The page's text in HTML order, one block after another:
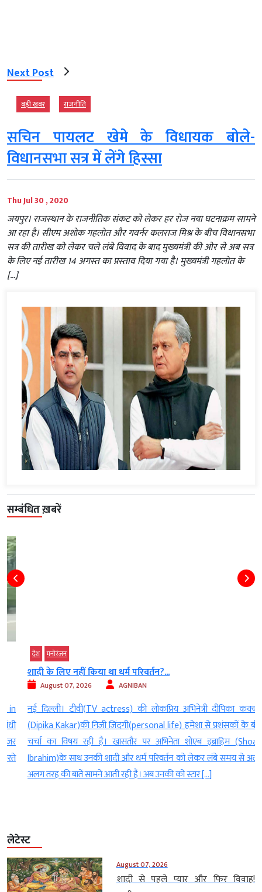
Next Post
बड़ी खबर राजनीति
सचिन पायलट खेमे के विधायक बोले-
विधानसभा सत्र में लेंगे हिस्सा
Thu Jul 30 , 2020
जयपुर। राजस्‍थान के राजनीतिक संकट को लेकर हर रोज नया घटनाक्रम सामने
आ रहा है। सीएम अशोक गहलोत और गवर्नर कलराज मिश्र के बीच विधानसभा
सत्र की तारीख को लेकर चले लंबे विवाद के बाद मुख्यमंत्री की ओर से अब सत्र
के लिए नई तारीख 14 अगस्‍त का प्रस्‍ताव दिया गया है। मुख्यमंत्री गहलोत के
[…]
सम्बंधित ख़बरें
मनोरंजन
शादी के लिए नहीं किया था धर्म परिवर्तन?...
August 07, 2026 AGNIBAN
नई दिल्ली। टीवी(TV actress) की लोकप्रिय अभिनेत्री दीपिका कक्कड़
(Dipika Kakar)की निजी जिंदगी(personal life) हमेशा से प्रशंसकों के बीच
चर्चा का विषय रही है। खासतौर पर अभिनेता शोएब इब्राहिम (Shoaib
Ibrahim)के साथ उनकी शादी और धर्म परिवर्तन को लेकर लंबे समय से अलग
अलग तरह की बातें सामने आती रही हैं। अब उनकी को स्टार […]
लेटेस्ट
August 07, 2026
शादी से पहले प्यार और फिर विवाह!